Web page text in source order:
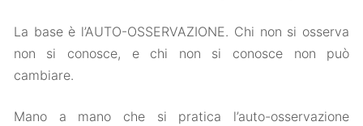
La base è l’AUTO-OSSERVAZIONE. Chi non si osserva
non si conosce, e chi non si conosce non può
cambiare.
Mano a mano che si pratica l’auto-osservazione